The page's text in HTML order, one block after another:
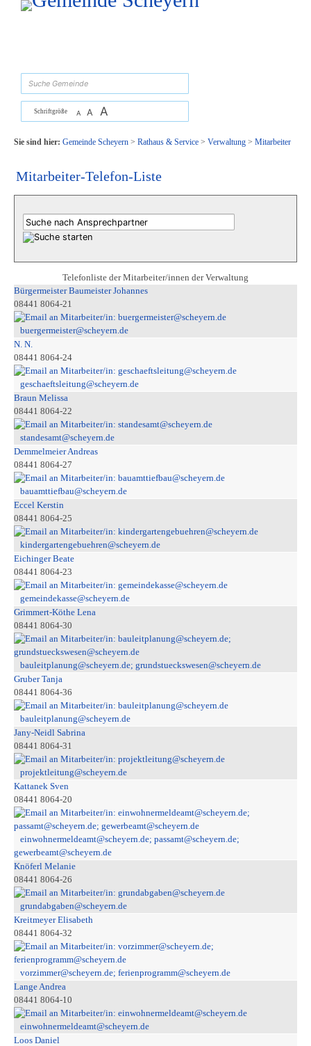
Zum Inhalt, zur Navigationoder zur Startseite springen.
Schriftgröße A A A
Sie sind hier: Gemeinde Scheyern> Rathaus & Service> Verwaltung> Mitarbeiter
Mitarbeiter-Telefon-Liste
Telefonliste der Mitarbeiter/innen der Verwaltung
Bürgermeister Baumeister Johannes
08441 8064-21
buergermeister@scheyern.de
N. N.
08441 8064-24
geschaeftsleitung@scheyern.de
Braun Melissa
08441 8064-22
standesamt@scheyern.de
Demmelmeier Andreas
08441 8064-27
bauamttiefbau@scheyern.de
Eccel Kerstin
08441 8064-25
kindergartengebuehren@scheyern.de
Eichinger Beate
08441 8064-23
gemeindekasse@scheyern.de
Grimmert-Köthe Lena
08441 8064-30
bauleitplanung@scheyern.de; grundstueckswesen@scheyern.de
Gruber Tanja
08441 8064-36
bauleitplanung@scheyern.de
Jany-Neidl Sabrina
08441 8064-31
projektleitung@scheyern.de
Kattanek Sven
08441 8064-20
einwohnermeldeamt@scheyern.de; passamt@scheyern.de;
gewerbeamt@scheyern.de
Knöferl Melanie
08441 8064-26
grundabgaben@scheyern.de
Kreitmeyer Elisabeth
08441 8064-32
vorzimmer@scheyern.de; ferienprogramm@scheyern.de
Lange Andrea
08441 8064-10
einwohnermeldeamt@scheyern.de
Loos Daniel